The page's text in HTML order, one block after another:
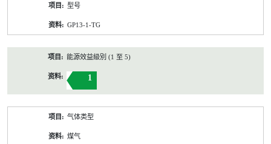
型号
GP13-1-TG
能源效益級別 (1 至 5)
1
气体类型
煤气